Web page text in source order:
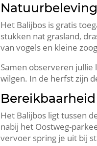
Het Balijbos is gratis
stukken nat grasland,
van vogels en kleine
Samen observeren
wilgen.​ In de herfst zijn
Het Balijbos ligt tussen
nabij het Oostweg-
vervoer spring je uit bij